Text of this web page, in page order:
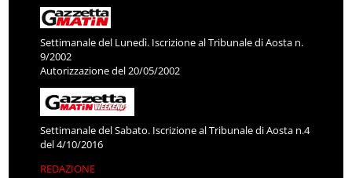
Settimanale del Lunedì. Iscrizione al Tribunale di Aosta n.
9/2002
Autorizzazione del 20/05/2002
Settimanale del Sabato. Iscrizione al Tribunale di Aosta n.4
del 4/10/2016
REDAZIONE